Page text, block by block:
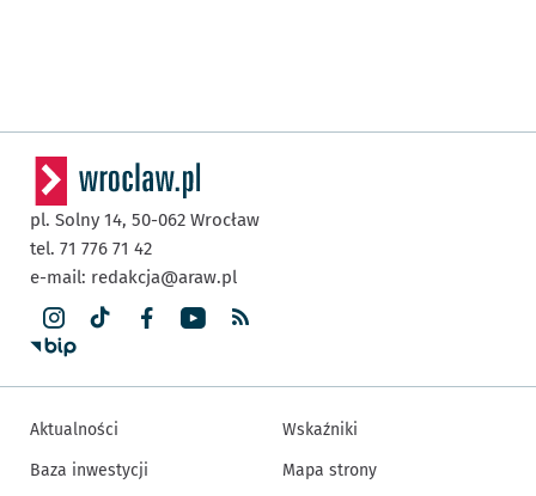
pl. Solny 14, 50-062 Wrocław
tel. 71 776 71 42
e-mail: redakcja@araw.pl
Aktualności
Baza inwestycji
Wskaźniki
Mapa strony